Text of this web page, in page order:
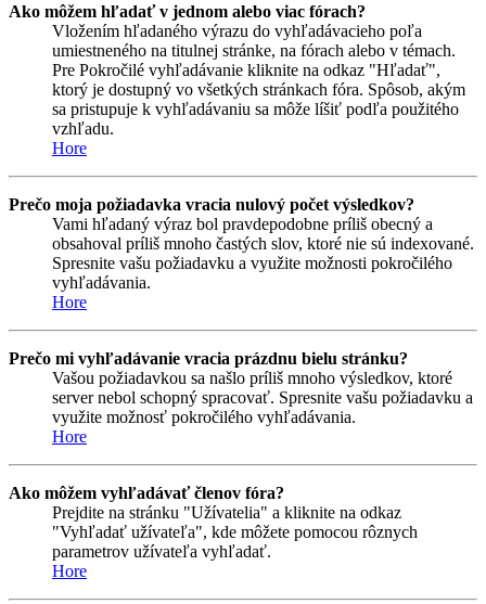
Ako môžem hľadať v jednom alebo viac fórach?
Vložením hľadaného výrazu do vyhľadávacieho poľa
umiestneného na titulnej stránke, na fórach alebo v témach.
Pre Pokročilé vyhľadávanie kliknite na odkaz "Hľadať",
ktorý je dostupný vo všetkých stránkach fóra. Spôsob, akým
sa pristupuje k vyhľadávaniu sa môže líšiť podľa použitého
vzhľadu.
Hore
Prečo moja požiadavka vracia nulový počet výsledkov?
Vami hľadaný výraz bol pravdepodobne príliš obecný a
obsahoval príliš mnoho častých slov, ktoré nie sú indexované.
Spresnite vašu požiadavku a využite možnosti pokročilého
vyhľadávania.
Hore
Prečo mi vyhľadávanie vracia prázdnu bielu stránku?
Vašou požiadavkou sa našlo príliš mnoho výsledkov, ktoré
server nebol schopný spracovať. Spresnite vašu požiadavku a
využite možnosť pokročilého vyhľadávania.
Hore
Ako môžem vyhľadávať členov fóra?
Prejdite na stránku "Užívatelia" a kliknite na odkaz
"Vyhľadať užívateľa", kde môžete pomocou rôznych
parametrov užívateľa vyhľadať.
Hore